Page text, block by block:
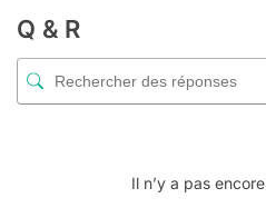
Q & R
Il n’y a pas